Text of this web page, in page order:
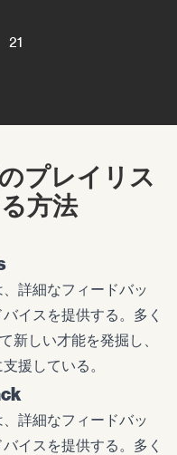
21
プレイリス
方法
詳細なフィードバッ
イスを提供する。多く
新しい才能を発掘し、
援している。
詳細なフィードバッ
イスを提供する。多く